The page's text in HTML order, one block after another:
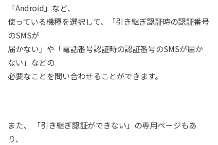
「Android」など、
使っている機種を選択して、「引き継ぎ認証時の認証番号
のSMSが
届かない」や「電話番号認証時の認証番号のSMSが届か
ない」などの
必要なことを問い合わせることができます。
また、 「引き継ぎ認証ができない」の専用ページもあ
り、